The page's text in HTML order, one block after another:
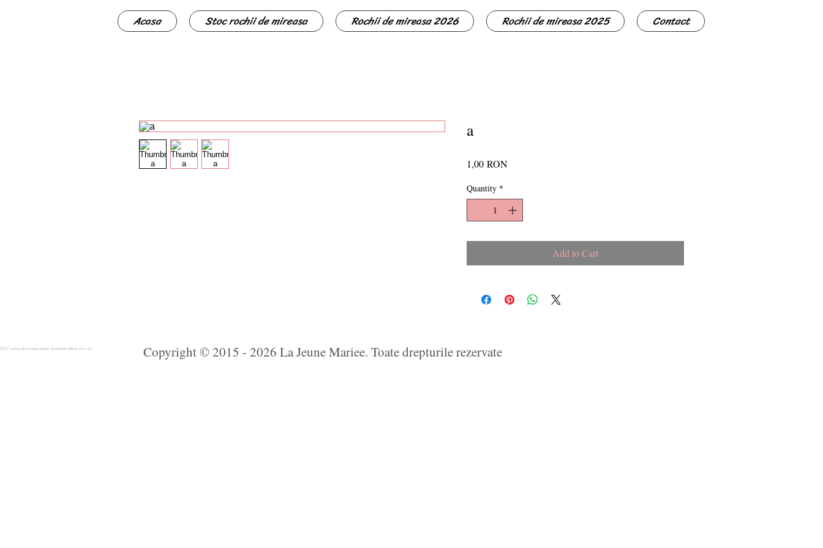
Acasa Stoc rochii de mireasa Rochii de mireasa 2026 Rochii de mireasa 2025 Contact
a
1,00 RONPrice
Quantity *
Add to Cart
rochie de mireasa preturi accesibile ieftine mici noi Copyright © 2015 - 2026 La Jeune Mariee. Toate drepturile rezervate